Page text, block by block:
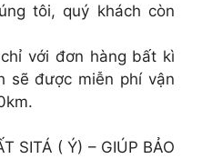
tôi, quý khách còn
với đơn hàng bất kì
sẽ được miễn phí vận
SITÁ ( Ý) – GIÚP BẢO